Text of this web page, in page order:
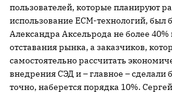
пользователей, которые планируют
использование ECM-технологий, был
Александра Аксельрода не более
отставания рынка, а заказчиков,
самостоятельно рассчитать
внедрения СЭД и – главное – сделали
точно, наберется порядка 10%.